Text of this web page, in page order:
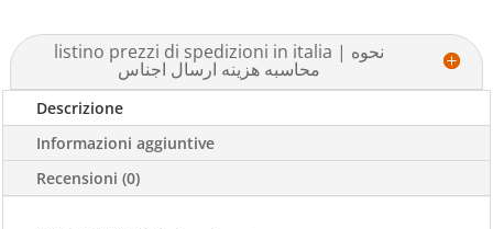
listino prezzi di spedizioni in italia | نحوه
محاسبه هزینه ارسال اجناس
Descrizione
Informazioni aggiuntive
Recensioni (0)